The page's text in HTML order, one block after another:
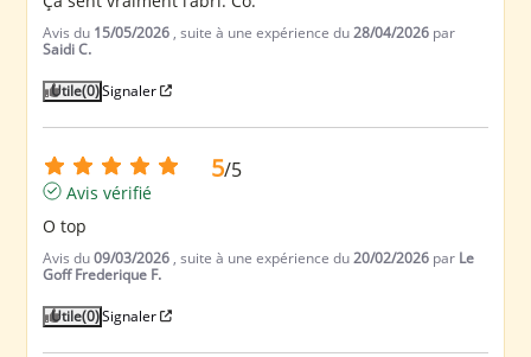
Avis du 15/05/2026 , suite à une expérience du28/04/2026 par
Saidi C.
Utile(0)Signaler
5/5
Avis vérifié
O top
Avis du09/03/2026 , suite à une expérience du20/02/2026 par Le
Goff Frederique F.
Utile(0)Signaler